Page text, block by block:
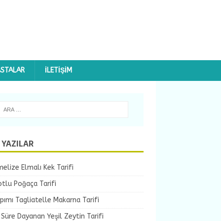
İLETIŞIM
Elmalı Kek Tarifi
Poğaça Tarifi
Tagliatelle Makarna Tarifi
Dayanan Yeşil Zeytin Tarifi